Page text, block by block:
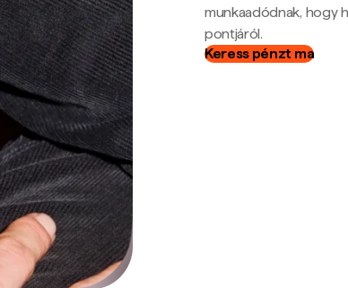
munkaadódnak, hogy
pontjáról.
Keress pénzt ma